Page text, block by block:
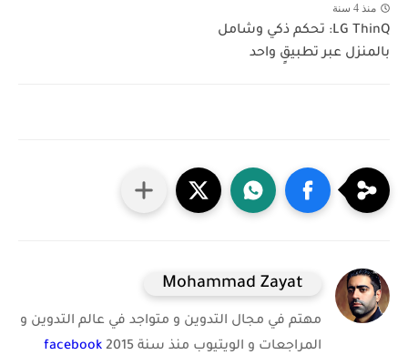
منذ 4 سنة
LG ThinQ: تحكم ذكي وشامل
بالمنزل عبر تطبيقٍ واحد
Mohammad Zayat
مهتم في مجال التدوين و متواجد في عالم التدوين و
المراجعات و الويتيوب منذ سنة 2015
facebook